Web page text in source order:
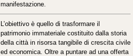
manifestazione.
L’obiettivo è quello di trasformare il
patrimonio immateriale costituito dalla storia
della città in risorsa tangibile di crescita civile
ed economica. Oltre a puntare ad una offerta